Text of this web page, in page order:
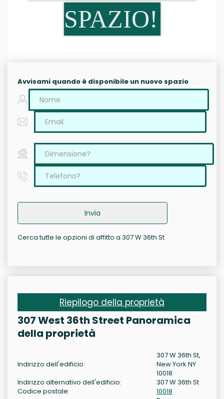
SPAZIO!
Avvisami quando è disponibile un nuovo spazio
Invia
Cerca tutte le opzioni di affitto a 307 W 36th St
Riepilogo della proprietà
307 West 36th Street Panoramica
della proprietà
Indirizzo dell'edificio:
307 W 36th St,
New York NY
10018
Indirizzo alternativo dell'edificio:
307 W 36th St
Codice postale:
10018